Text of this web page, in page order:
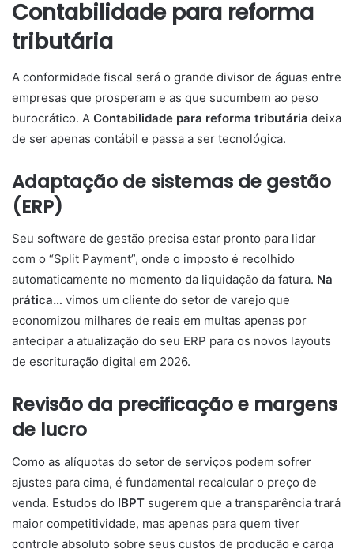
Contabilidade para reforma
tributária
A conformidade fiscal será o grande divisor de águas entre
empresas que prosperam e as que sucumbem ao peso
burocrático. A Contabilidade para reforma tributária deixa
de ser apenas contábil e passa a ser tecnológica.
Adaptação de sistemas de gestão
(ERP)
Seu software de gestão precisa estar pronto para lidar
com o “Split Payment”, onde o imposto é recolhido
automaticamente no momento da liquidação da fatura. Na
prática… vimos um cliente do setor de varejo que
economizou milhares de reais em multas apenas por
antecipar a atualização do seu ERP para os novos layouts
de escrituração digital em 2026.
Revisão da precificação e margens
de lucro
Como as alíquotas do setor de serviços podem sofrer
ajustes para cima, é fundamental recalcular o preço de
venda. Estudos do IBPT sugerem que a transparência trará
maior competitividade, mas apenas para quem tiver
controle absoluto sobre seus custos de produção e carga